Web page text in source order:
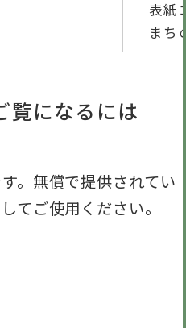
表紙
まち
覧になるには
。無償で提供されてい
てご使用ください。